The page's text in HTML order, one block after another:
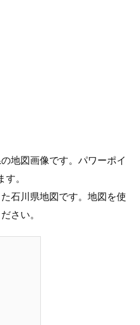
地図画像です。パワーポイ
。
石川県地図です。地図を使
さい。